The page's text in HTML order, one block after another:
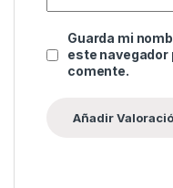
Guarda mi
este navegador
comente.